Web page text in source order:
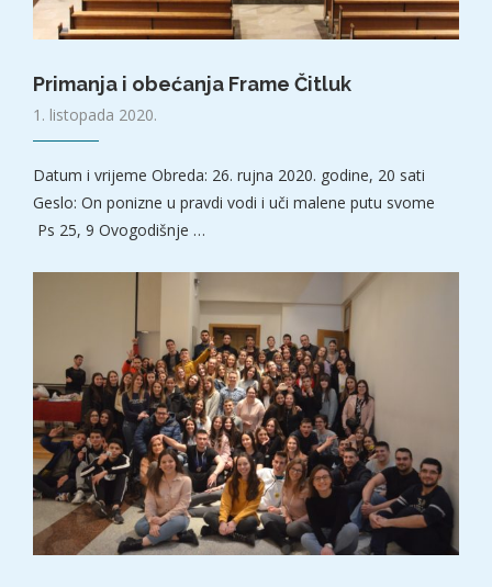
Primanja i obećanja Frame Čitluk
1. listopada 2020.
Datum i vrijeme Obreda: 26. rujna 2020. godine, 20 sati
Geslo: On ponizne u pravdi vodi i uči malene putu svome
Ps 25, 9 Ovogodišnje …